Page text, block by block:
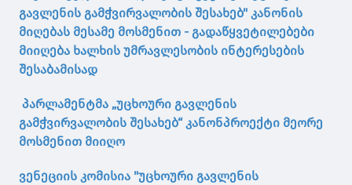
გავლენის გამჭვირვალობის შესახებ" კანონის
მიღებას მესამე მოსმენით - გადაწყვეტილებები
მიიღება ხალხის უმრავლესობის ინტერესების
შესაბამისად
პარლამენტმა „უცხოური გავლენის
გამჭვირვალობის შესახებ“ კანონპროექტი მეორე
მოსმენით მიიღო
ვენეციის კომისია "უცხოური გავლენის